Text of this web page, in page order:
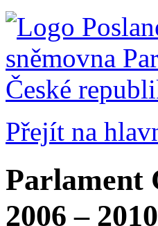
Přejít na
Parlament
2006 – 2010